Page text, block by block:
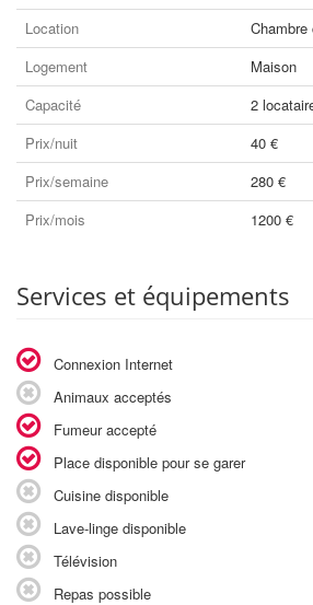
Location
Logement
Maison
Capacité
2
Prix/nuit
40 €
Prix/semaine
280 €
Prix/mois
1200 €
Services et équipements
Connexion Internet
Animaux acceptés
Fumeur accepté
Place disponible pour se garer
Cuisine disponible
Lave-linge disponible
Télévision
Repas possible